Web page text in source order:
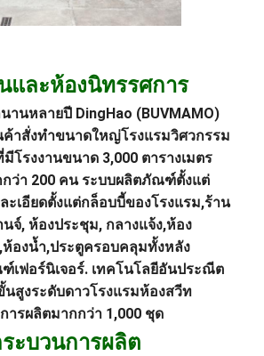
และห้องนิทรรศการ
านหลายปี DingHao (BUVMAMO)
าสั่งทำขนาดใหญ่โรงแรมวิศวกรรม
โรงงานขนาด 3,000 ตารางเมตร
ว่า 200 คน ระบบผลิตภัณฑ์ตั้งแต่
ะเอียดตั้งแต่กล็อบบี้ของโรงแรม,ร้าน
นจ์, ห้องประชุม, กลางแจ้ง,ห้อง
องน้ำ,ประตูครอบคลุมทั้งหลัง
เฟอร์นิเจอร์. เทคโนโลยีอันประณีต
สูงระดับดาวโรงแรมห้องสวีท
ารผลิตมากกว่า 1,000 ชุด
ะบวนการผลิต